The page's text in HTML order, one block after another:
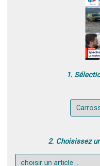
1.
2. Choisissez